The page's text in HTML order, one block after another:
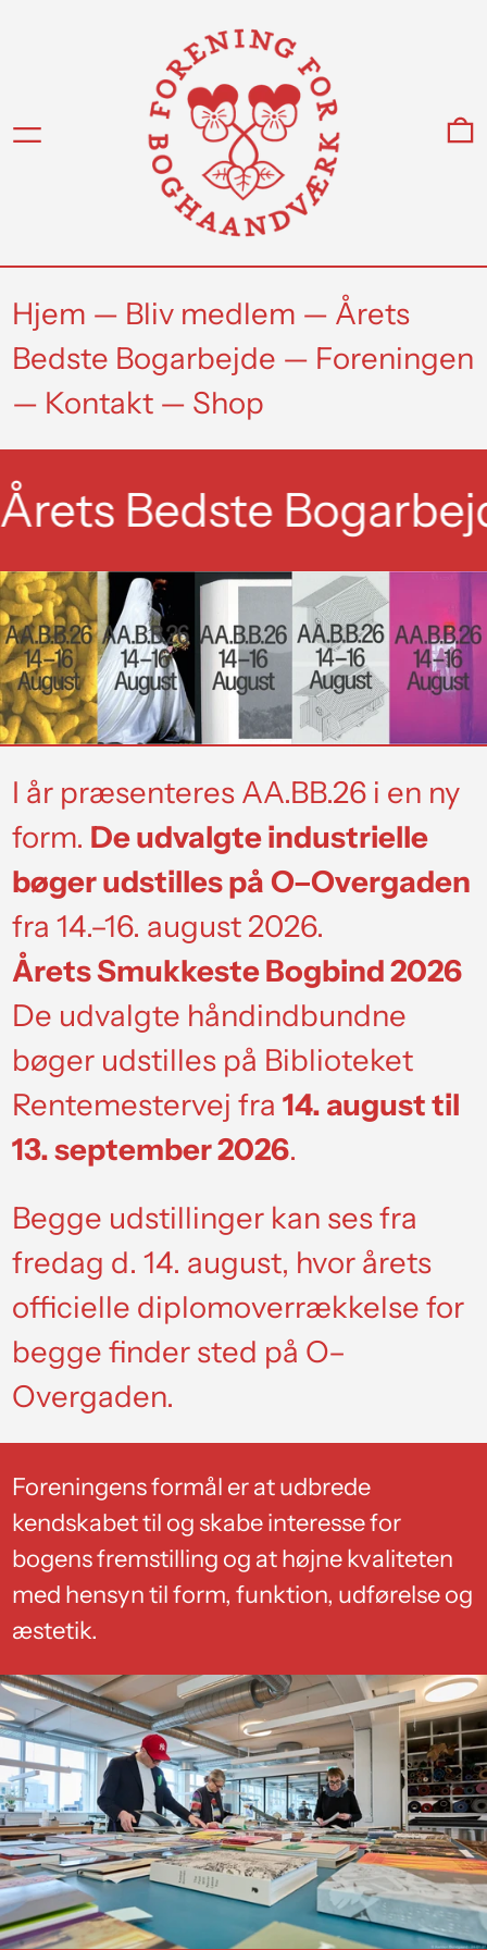
Menu
Hjem — Bliv medlem — Årets
Bedste Bogarbejde — Foreningen
— Kontakt — Shop
Bogarbejde
I år præsenteres AA.BB.26 i en ny
form. De udvalgte industrielle
bøger udstilles på O–Overgaden
fra 14.–16. august 2026.
Årets Smukkeste Bogbind 2026
De udvalgte håndindbundne
bøger udstilles på Biblioteket
Rentemestervej fra 14. august til
13. september 2026.
Begge udstillinger kan ses fra
fredag d. 14. august, hvor årets
officielle diplomoverrækkelse for
begge finder sted på O–
Overgaden.
Foreningens formål er at udbrede
kendskabet til og skabe interesse for
bogens fremstilling og at højne kvaliteten
med hensyn til form, funktion, udførelse og
æstetik.